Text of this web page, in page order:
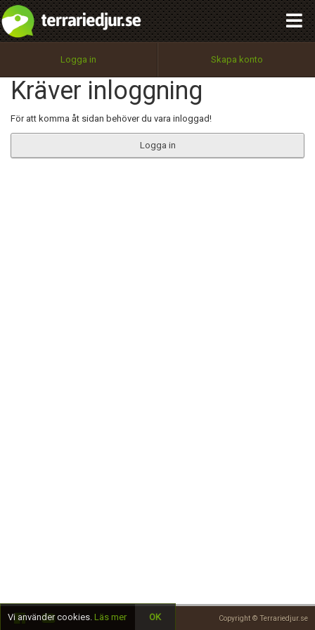
Logga in Skapa konto
Kräver inloggning
För att komma åt sidan behöver du vara inloggad!
Logga in
Copyright © Terrariedjur.se
Utför
100%
OK
integritetspolicy
Namn:
Epost:
Begär nytt lösenord
Tillbaka till förstasidan
Vi använder cookies. Läs mer OK